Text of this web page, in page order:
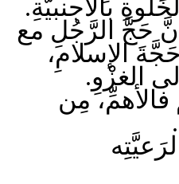
بالأجنبيَّةِ.
حَجَّ الرَّجُلِ مع
الإسلامِ،
الغزْوِ.
فالأهمِّ، مِن